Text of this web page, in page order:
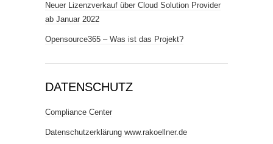
Neuer Lizenzverkauf über Cloud Solution Provider
ab Januar 2022
Opensource365 – Was ist das Projekt?
DATENSCHUTZ
Compliance Center
Datenschutzerklärung www.rakoellner.de